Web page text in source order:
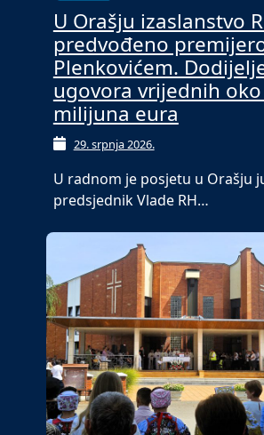
U Orašju izaslanstvo
predvođeno
Plenkovićem.
ugovora vrijednih
milijuna eura
29. srpnja 2026.
U radnom je posjetu u Orašju
predsjednik Vlade RH…